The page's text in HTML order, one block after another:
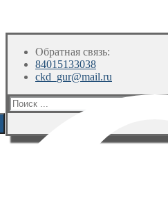
Обратная связь:
84015133038
ckd_gur@mail.ru
Искать: